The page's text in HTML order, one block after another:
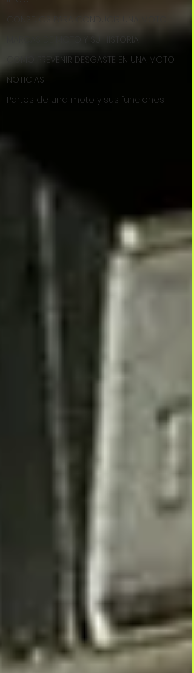
MARCAS DE MOTO Y SU HISTORIA
COMO PREVENIR DESGASTE EN UNA MOTO
NOTICIAS
Partes de una moto y sus funciones